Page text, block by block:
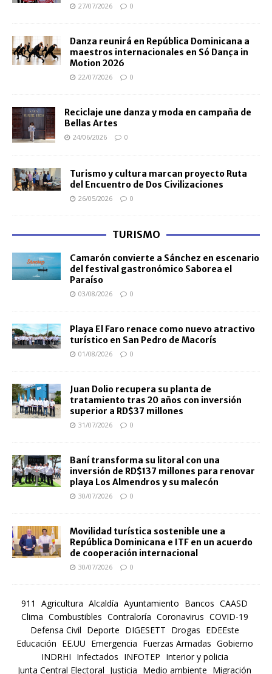
27/07/2026 0
Danza reunirá en República Dominicana a
maestros internacionales en Só Dança in
Motion 2026
22/07/2026 0
Reciclaje une danza y moda en campaña de
Bellas Artes
24/06/2026 0
Turismo y cultura marcan proyecto Ruta
del Encuentro de Dos Civilizaciones
26/05/2026 0
TURISMO
Camarón convierte a Sánchez en escenario
del festival gastronómico Saborea el
Paraíso
03/08/2026 0
Playa El Faro renace como nuevo atractivo
turístico en San Pedro de Macorís
01/08/2026 0
Juan Dolio recupera su planta de
tratamiento tras 20 años con inversión
superior a RD$37 millones
31/07/2026 0
Baní transforma su litoral con una
inversión de RD$137 millones para renovar
playa Los Almendros y su malecón
30/07/2026 0
Movilidad turística sostenible une a
República Dominicana e ITF en un acuerdo
de cooperación internacional
30/07/2026 0
911 Agricultura Alcaldía Ayuntamiento Bancos CAASD
Clima Combustibles Contraloría Coronavirus COVID-19
Defensa Civil Deporte DIGESETT Drogas EDEEste
Educación EE.UU Emergencia Fuerzas Armadas Gobierno
INDRHI Infectados INFOTEP Interior y policia
Junta Central Electoral Justicia Medio ambiente Migración